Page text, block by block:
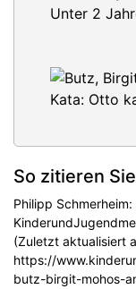
Unter 2
So zitieren
Philipp
(Zuletzt aktualisiert
https://
butz-birgit-mohos-